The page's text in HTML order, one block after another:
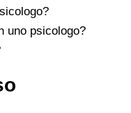
uno psicologo?